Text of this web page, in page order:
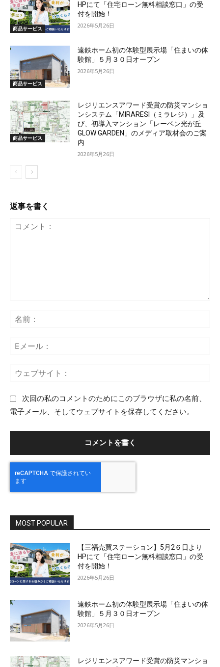
商品サービス
HPにて「住宅ローン無料相談窓口」の受
付を開始！
2026年5月26日
商品サービス
遠鉄ホーム初の体験型展示場「住まいの体
験館」５月３０日オープン
2026年5月26日
商品サービス
レジリエンスアワード受賞の防災マンショ
ンシステム「MIRARESI（ミラレジ）」及
び、初導入マンション「レーベン光が丘
GLOW GARDEN」のメディア取材会のご案
内
2026年5月26日
返事を書く
メ
ト
：
前
メ
ル
ェ
次回の私のコメントのためにこのブラウザに私の名前、
電子メール、そしてウェブサイトを保存してください。
MOST POPULAR
【三福売買ステーション】5月2６日より
HPにて「住宅ローン無料相談窓口」の受
付を開始！
2026年5月26日
遠鉄ホーム初の体験型展示場「住まいの体
験館」５月３０日オープン
2026年5月26日
レジリエンスアワード受賞の防災マンショ